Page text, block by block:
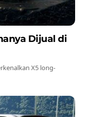
Dijual di
X5 long-